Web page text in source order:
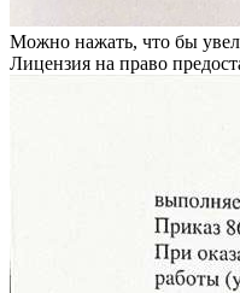
Можно нажать, что бы
Лицензия на право